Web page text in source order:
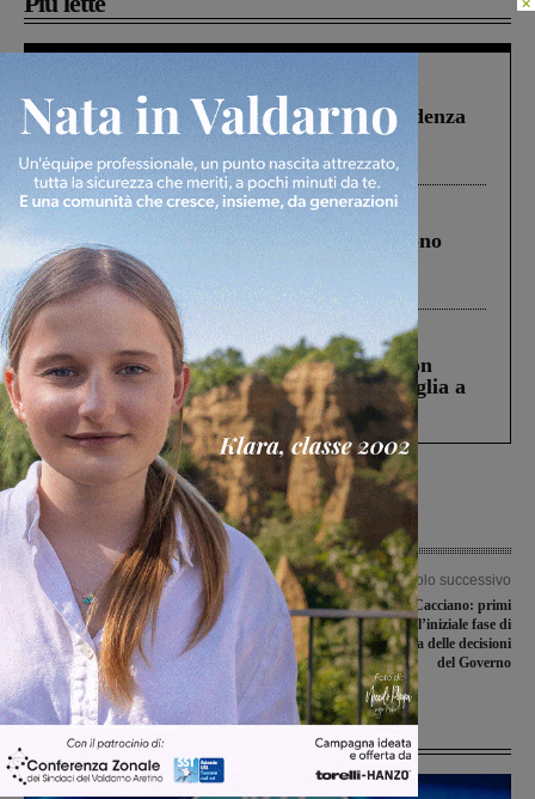
Figline Incisa Valdarno
Piscina di Figline finanziata oltre la scadenza
Pnrr, il gruppo di Fratelli d’Italia: “Un
ringraziamento al Governo”
Cronaca 4 Agosto 2026
Un anno fa la strage in A1 in cui morirono
Gianni, Giulia e Franco. Lo schianto, il
processo, lo stop ai sorpassi fra tir....
Cronaca 3 Agosto 2026
Scomparso da una struttura di Castiglion
Fiorentino l’uomo che aveva ucciso la figlia a
Levane nel 2020
Articolo precedente
In Consiglio comunale l’equilibrio di
bilancio, c’è anche il riconoscimento di
un debito da 127mila euro
Articolo successivo
Piano di recupero di Cacciano: primi
fondi regionali per l’iniziale fase di
pianificazione. In attesa delle decisioni
del Governo
Ultime Notizie